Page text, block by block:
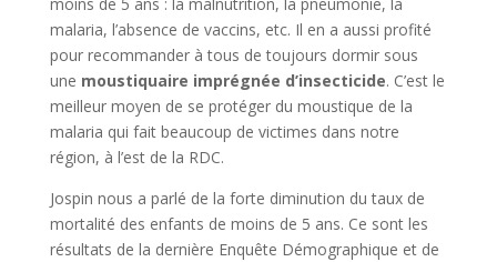
malaria, l’absence de vaccins, etc. Il en a aussi profité
pour recommander à tous de toujours dormir sous
une moustiquaire imprégnée d’insecticide. C’est le
meilleur moyen de se protéger du moustique de la
malaria qui fait beaucoup de victimes dans notre
région, à l’est de la RDC.
Jospin nous a parlé de la forte diminution du taux de
mortalité des enfants de moins de 5 ans. Ce sont les
résultats de la dernière Enquête Démographique et de